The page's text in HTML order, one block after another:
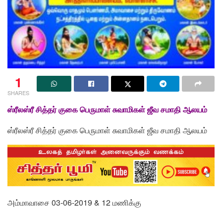
1
SHARES
ஸ்ரீலஸ்ரீ சித்தர் குகை பெருமாள் சுவாமிகள் ஜீவ சமாதி ஆலயம்
ஸ்ரீலஸ்ரீ சித்தர் குகை பெருமாள் சுவாமிகள் ஜீவ சமாதி ஆலயம்
அம்மாவாசை 03-06-2019 & 12 மணிக்கு